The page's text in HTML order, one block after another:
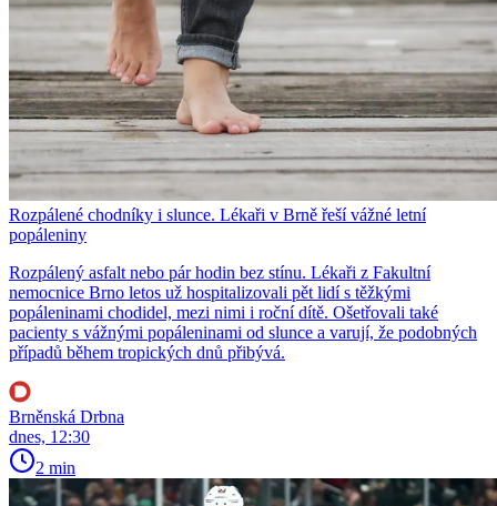
Rozpálené chodníky i slunce. Lékaři v Brně řeší vážné letní
popáleniny
Rozpálený asfalt nebo pár hodin bez stínu. Lékaři z Fakultní
nemocnice Brno letos už hospitalizovali pět lidí s těžkými
popáleninami chodidel, mezi nimi i roční dítě. Ošetřovali také
pacienty s vážnými popáleninami od slunce a varují, že podobných
případů během tropických dnů přibývá.
Brněnská Drbna
dnes, 12:30
2 min